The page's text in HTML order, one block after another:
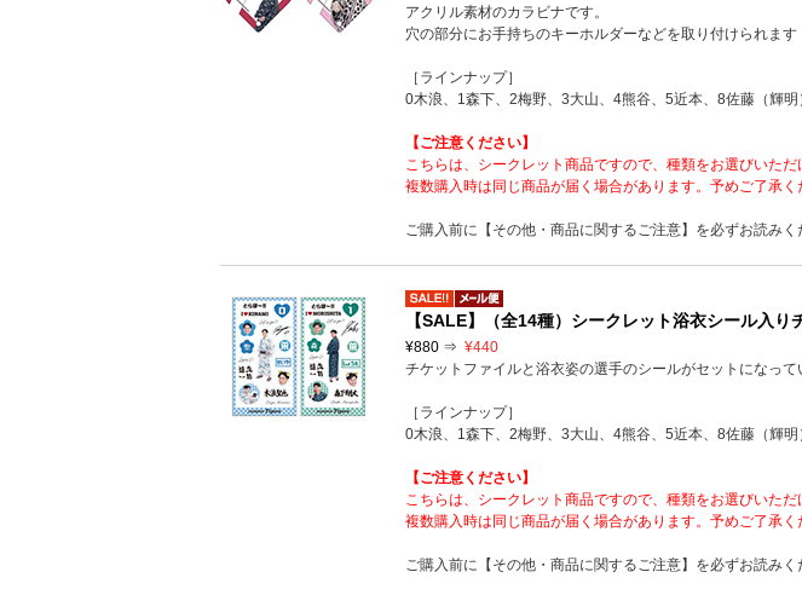
アクリル素材のカラビナです。
穴の部分にお手持ちのキーホルダーなどを取り付けられます
［ラインナップ］
0木浪、1森下、2梅野、3大山、4熊谷、5近本、8佐藤（輝
【ご注意ください】
こちらは、シークレット商品ですので、種類をお選びいただ
複数購入時は同じ商品が届く場合があります。予めご了承く
ご購入前に【その他・商品に関するご注意】を必ずお読みく
【SALE】（全14種）シークレット浴衣シール入り
¥880 ⇒ ¥440
チケットファイルと浴衣姿の選手のシールがセットになって
［ラインナップ］
0木浪、1森下、2梅野、3大山、4熊谷、5近本、8佐藤（輝
【ご注意ください】
こちらは、シークレット商品ですので、種類をお選びいただ
複数購入時は同じ商品が届く場合があります。予めご了承く
ご購入前に【その他・商品に関するご注意】を必ずお読みく